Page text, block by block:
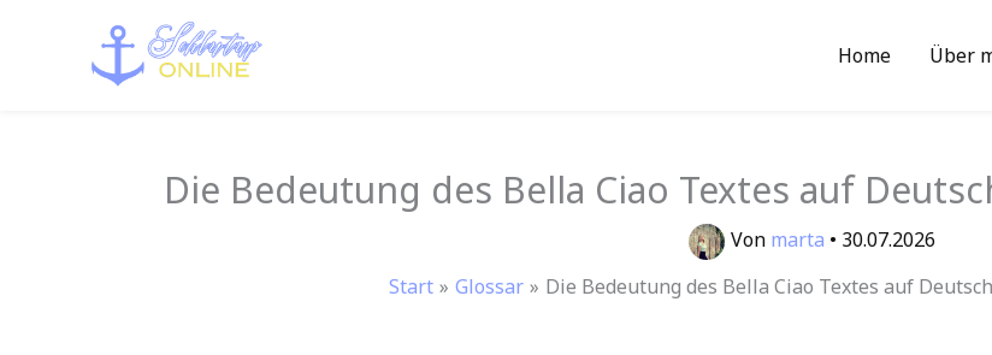
Home Über
Die Bedeutung des Bella Ciao Textes auf
Von marta • 30.07.2026
Start
Glossar Die Bedeutung des Bella Ciao Textes auf